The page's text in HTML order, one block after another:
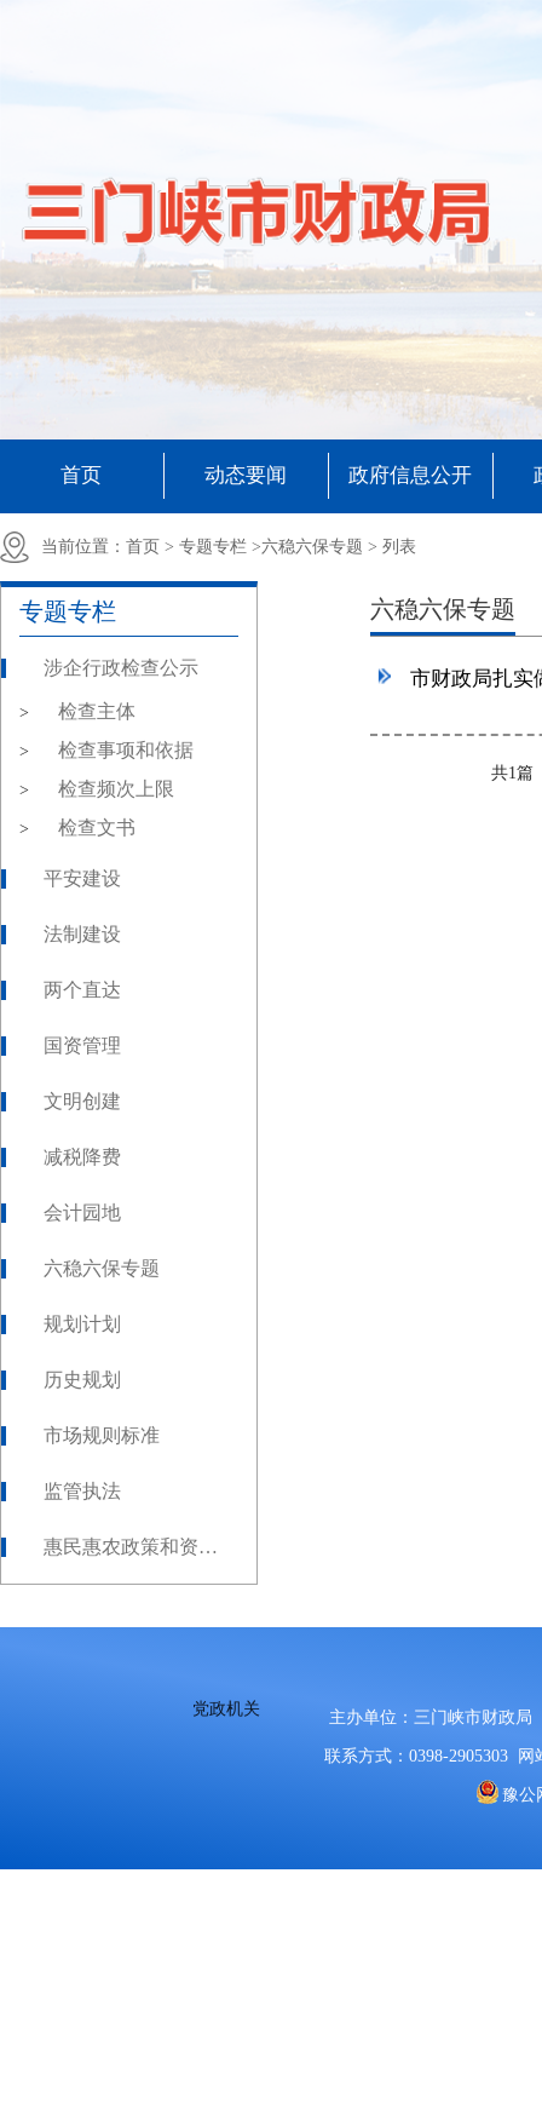
首页 动态要闻 政府信息公开
当前位置： 首页 > 专题专栏 >六稳六保专题 > 列表
专题专栏
涉企行政检查公示
> 检查主体
> 检查事项和依据
> 检查频次上限
> 检查文书
平安建设
法制建设
两个直达
国资管理
文明创建
减税降费
会计园地
六稳六保专题
规划计划
历史规划
市场规则标准
监管执法
惠民惠农政策和资金发放
六稳六保专题
市财政局扎实
共1篇
党政机关 主办单位：三门峡市财政局
联系方式：0398-2905303 网
豫公